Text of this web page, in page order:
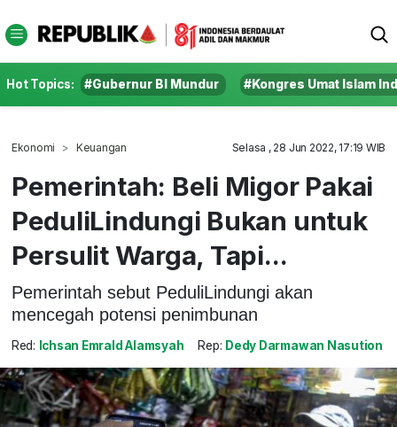
Hot Topics: #Gubernur BI Mundur #Kongres Umat Islam
Ekonomi Keuangan Selasa , 28 Jun 2022, 17:19 WIB
Pemerintah: Beli Migor Pakai
PeduliLindungi Bukan untuk
Persulit Warga, Tapi...
Pemerintah sebut PeduliLindungi akan
mencegah potensi penimbunan
Red: Ichsan Emrald Alamsyah Rep: Dedy Darmawan Nasution